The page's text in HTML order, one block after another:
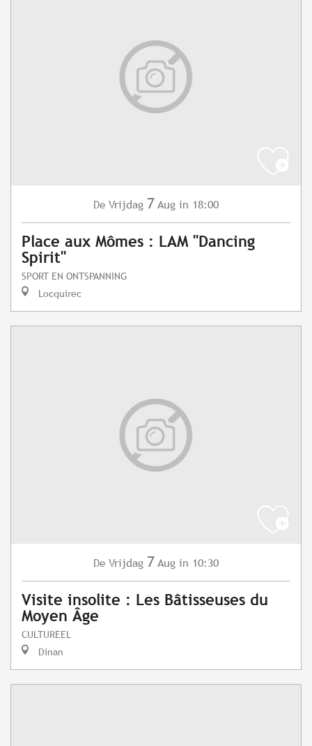
De Vrijdag 7 Aug in 18:00
Place aux Mômes : LAM "Dancing
Spirit"
SPORT EN ONTSPANNING
Locquirec
De Vrijdag 7 Aug in 10:30
Visite insolite : Les Bâtisseuses du
Moyen Âge
CULTUREEL
Dinan